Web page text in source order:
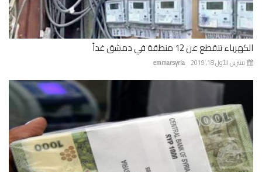
تنقطع عن 12 منطقة في دمشق غداً
emmarsyria الأول 18, 2019